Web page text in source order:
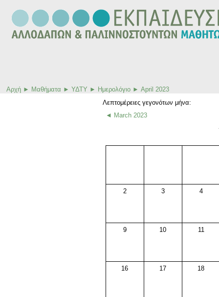
Αρχή ► Μαθήματα ► ΥΔΤΥ ► Ημερολόγιο ► April 2023
Λεπτομέρειες γεγονότων μήνα:
◄ March 2023
2 3 4
9 10 11
16 17 18